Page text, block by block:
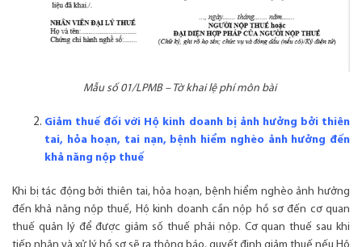
Mẫu số 01/LPMB – Tờ khai lệ phí môn bài
Giảm thuế đối với Hộ kinh doanh bị ảnh hưởng bởi thiên
tai, hỏa hoạn, tai nạn, bệnh hiểm nghèo ảnh hưởng đến
khả năng nộp thuế
Khi bị tác động bởi thiên tai, hỏa hoạn, bệnh hiểm nghèo ảnh hưởng
đến khả năng nộp thuế, Hộ kinh doanh cần nộp hồ sơ đến cơ quan
thuế quản lý để được giảm số thuế phải nộp. Cơ quan thuế sau khi